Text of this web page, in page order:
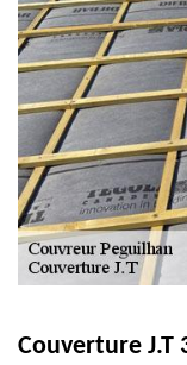
Couverture J.T